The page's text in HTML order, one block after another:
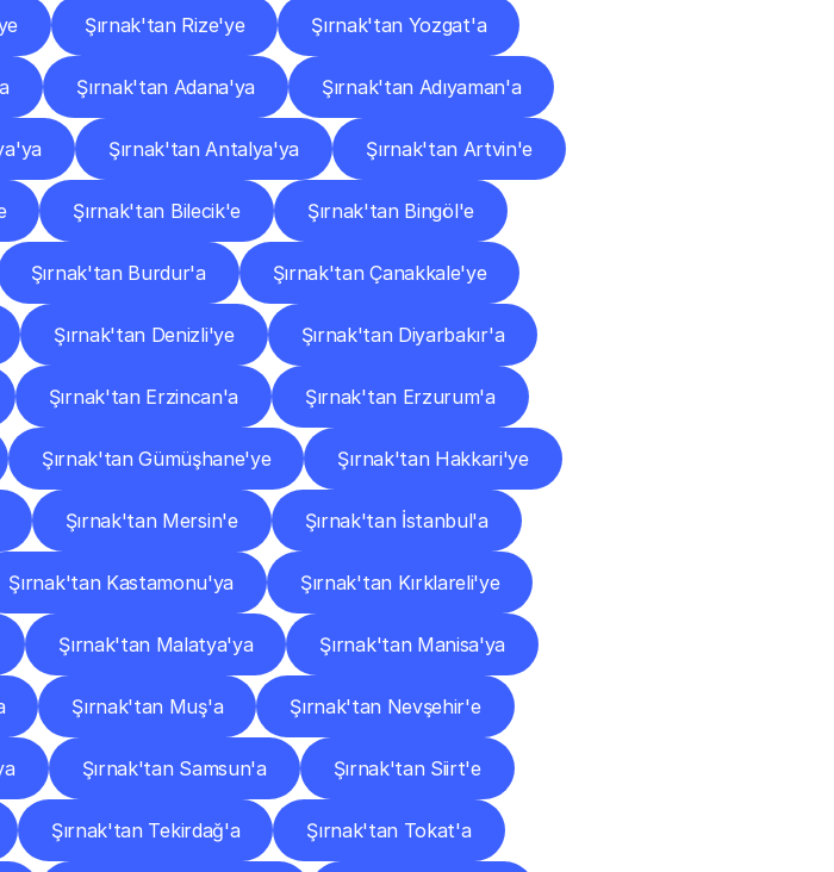
Şırnak'tan Rize'ye Şırnak'tan Yozgat'a
Şırnak'tan Adana'ya Şırnak'tan Adıyaman'a
Şırnak'tan Antalya'ya Şırnak'tan Artvin'e
Şırnak'tan Bilecik'e Şırnak'tan Bingöl'e
Şırnak'tan Burdur'a Şırnak'tan Çanakkale'ye
Şırnak'tan Denizli'ye Şırnak'tan Diyarbakır'a
Şırnak'tan Erzincan'a Şırnak'tan Erzurum'a
Şırnak'tan Gümüşhane'ye Şırnak'tan Hakkari'ye
Şırnak'tan Mersin'e Şırnak'tan İstanbul'a
Şırnak'tan Kastamonu'ya Şırnak'tan Kırklareli'ye
Şırnak'tan Malatya'ya Şırnak'tan Manisa'ya
Şırnak'tan Muş'a Şırnak'tan Nevşehir'e
Şırnak'tan Samsun'a Şırnak'tan Siirt'e
Şırnak'tan Tekirdağ'a Şırnak'tan Tokat'a